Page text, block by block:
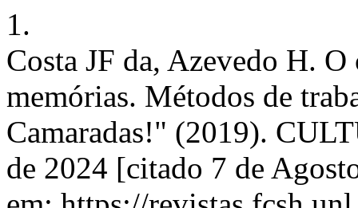
1.
Costa JF da, Azevedo H.
memórias. Métodos de
Camaradas!" (2019).
de 2024 [citado 7 de